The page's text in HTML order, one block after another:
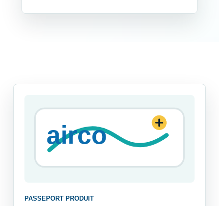
PASSEPORT PRODUIT